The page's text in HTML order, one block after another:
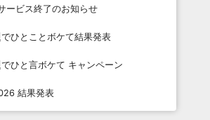
ービス終了のお知らせ
ひとことボケて結果発表
ひと言ボケて キャンペーン
結果発表